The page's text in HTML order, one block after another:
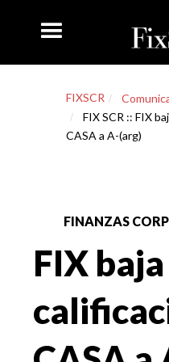
FIXSCR
FIX SCR :: FIX
CASA a A-(arg)
FINANZAS
FIX